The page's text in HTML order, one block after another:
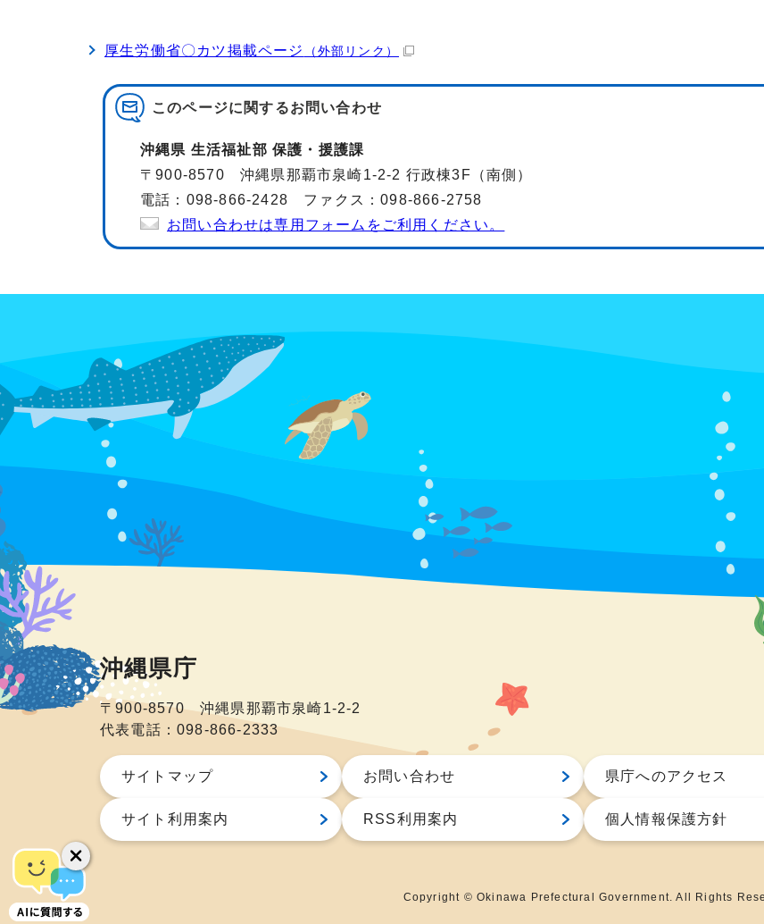
厚生労働省〇カツ掲載ページ （外部リンク）
このページに関するお問い合わせ
沖縄県 生活福祉部 保護・援護課
〒900-8570 沖縄県那覇市泉崎1-2-2 行政棟3F（南側）
電話：098-866-2428 ファクス：098-866-2758
お問い合わせは専用フォームをご利用ください。
沖縄県庁
〒900-8570 沖縄県那覇市泉崎1-2-2
代表電話：098-866-2333
サイトマップ お問い合わせ 県庁へのアクセス
サイト利用案内 RSS利用案内 個人情報保護方針
Copyright © Okinawa Prefectural Government. All Rights